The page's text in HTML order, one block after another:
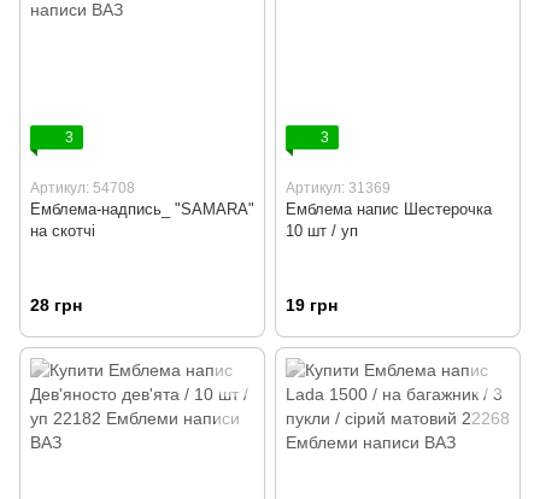
3
Артикул: 54708
Емблема-надпись_ "SAMARA"
на скотчі
28 грн
3
Артикул: 31369
Емблема напис Шестерочка
10 шт / уп
19 грн